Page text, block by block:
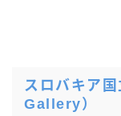
スロバキア
Gallery）